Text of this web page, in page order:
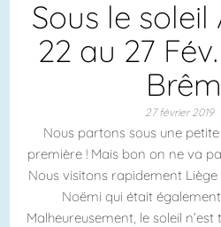
Sous le
22 au 27
27 février 2019
Nous partons sous une
première ! Mais bon on ne va
Nous visitons rapidement
Noëmi qui était
Malheureusement, le soleil